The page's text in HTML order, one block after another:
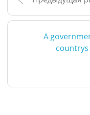
A
countrys